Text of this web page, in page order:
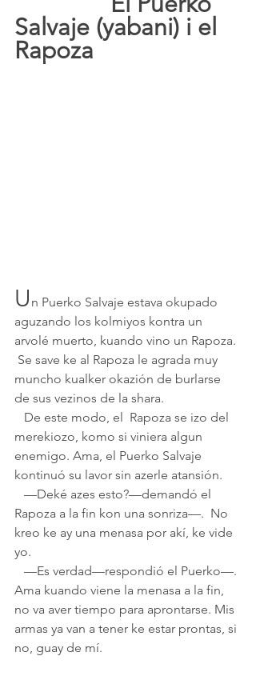
Salvaje (yabani) i el
Rapoza
U n Puerko Salvaje estava okupado
aguzando los kolmiyos kontra un
arvolé muerto, kuando vino un Rapoza.
Se save ke al Rapoza le agrada muy
muncho kualker okazión de burlarse
de sus vezinos de la shara.
merekiozo, komo si viniera algun
enemigo. Ama, el Puerko Salvaje
kontinuó su lavor sin azerle atansión.
Rapoza a la fin kon una sonriza—.  No
kreo ke ay una menasa por akí, ke vide
yo.
Ama kuando viene la menasa a la fin,
no va aver tiempo para aprontarse. Mis
armas ya van a tener ke estar prontas, si
no, guay de mí.